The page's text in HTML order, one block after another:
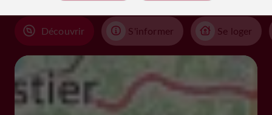
Découvrir S'informer Se loger